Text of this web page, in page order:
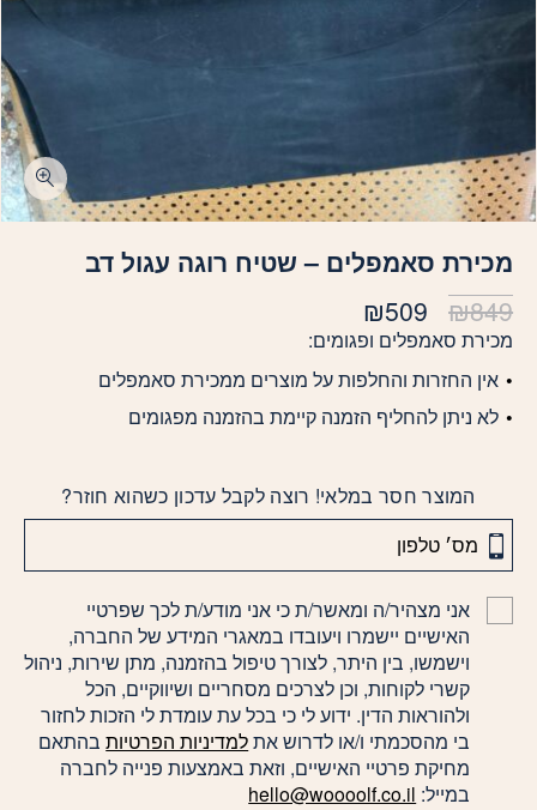
מכירת סאמפלים – שטיח רוגה עגול דב
₪849
המחיר
המקורי
היה:
₪849.
₪509 המחיר
הנוכחי
הוא:
מכירת סאמפלים ופגומים:
אין החזרות והחלפות על מוצרים ממכירת סאמפלים
לא ניתן להחליף הזמנה קיימת בהזמנה מפגומים
המוצר חסר במלאי! רוצה לקבל עדכון כשהוא חוזר?
אני מצהיר/ה ומאשר/ת כי אני מודע/ת לכך שפרטיי
האישיים יישמרו ויעובדו במאגרי המידע של החברה,
וישמשו, בין היתר, לצורך טיפול בהזמנה, מתן שירות, ניהול
קשרי לקוחות, וכן לצרכים מסחריים ושיווקיים, הכל
ולהוראות הדין. ידוע לי כי בכל עת עומדת לי הזכות לחזור
בי מהסכמתי ו/או לדרוש אתלמדיניות הפרטיותבהתאם
מחיקת פרטיי האישיים, וזאת באמצעות פנייה לחברה
במייל: hello@woooolf.co.il